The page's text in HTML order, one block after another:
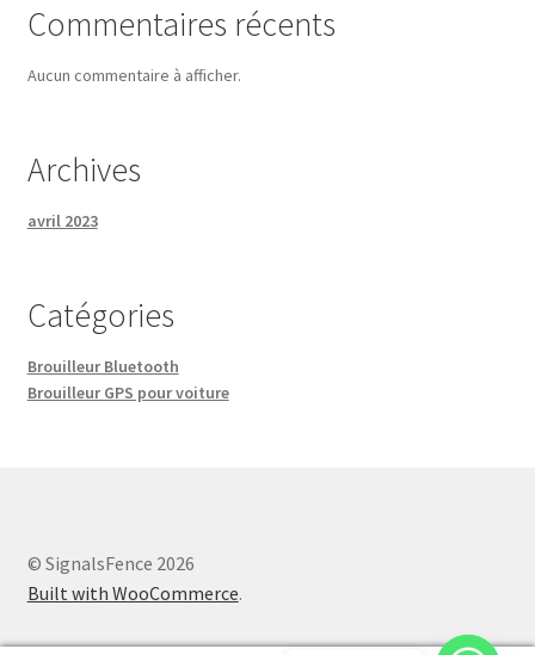
Commentaires récents
Aucun commentaire à afficher.
Archives
avril 2023
Catégories
Brouilleur Bluetooth
Brouilleur GPS pour voiture
© SignalsFence 2026
Built with WooCommerce.